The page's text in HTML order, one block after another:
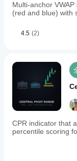
Multi-anchor
(red and blue) with
4.5 (2)
CPR indicator that
percentile scoring